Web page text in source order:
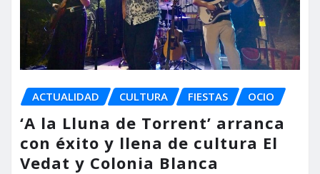
ACTUALIDAD CULTURA FIESTAS OCIO
‘A la Lluna de Torrent’ arranca
con éxito y llena de cultura El
Vedat y Colonia Blanca